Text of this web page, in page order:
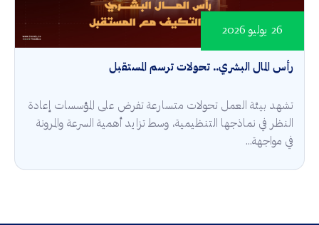
رأس المال البشري.. تحولات ترسم المستقبل
26 يوليو 2026
تشهد بيئة العمل تحولات متسارعة تفرض على المؤسسات إعادة
النظر في نماذجها التنظيمية، وسط تزايد أهمية السرعة والمرونة
في مواجهة...